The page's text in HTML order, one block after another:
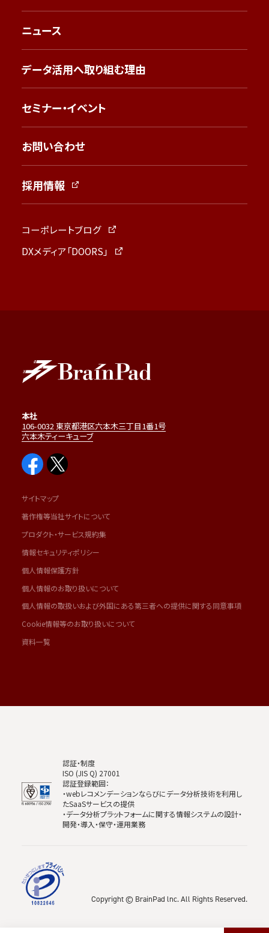
ニュース
データ活用へ取り組む理由
セミナー・イベント
お問い合わせ
採用情報
コーポレートブログ
DXメディア「DOORS」
本社
106-0032 東京都港区六本木三丁目1番1号
六本木ティーキューブ
サイトマップ
著作権等当社サイトについて
プロダクト・サービス規約集
情報セキュリティポリシー
個人情報保護方針
個人情報のお取り扱いについて
個人情報の取扱いおよび外国にある第三者への提供に関する同意事項
Cookie情報等のお取り扱いについて
資料一覧
認証・制度
ISO (JIS Q) 27001
認証登録範囲：
・webレコメンデーションならびにデータ分析技術を利用し
たSaaSサービスの提供
・データ分析プラットフォームに関する情報システムの設計・
開発・導入・保守・運用業務
Copyright © BrainPad lnc. All Rights Reserved.